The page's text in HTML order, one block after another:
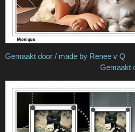
Gemaakt door /
Gemaakt door /